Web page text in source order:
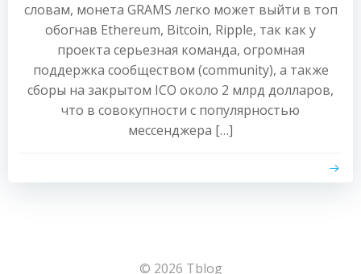
словам, монета GRAMS легко может выйти в топ
обогнав Ethereum, Bitcoin, Ripple, так как у
проекта серьезная команда, огромная
поддержка сообществом (community), а также
сборы на закрытом ICO около 2 млрд долларов,
что в совокупности с популярностью
мессенджера […]
© 2026 Tblog